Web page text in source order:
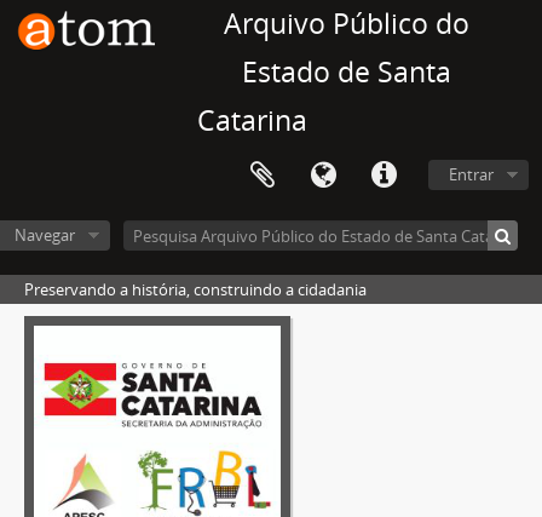
Arquivo Público do
Estado de Santa
Catarina
Entrar
Navegar
Preservando a história, construindo a cidadania